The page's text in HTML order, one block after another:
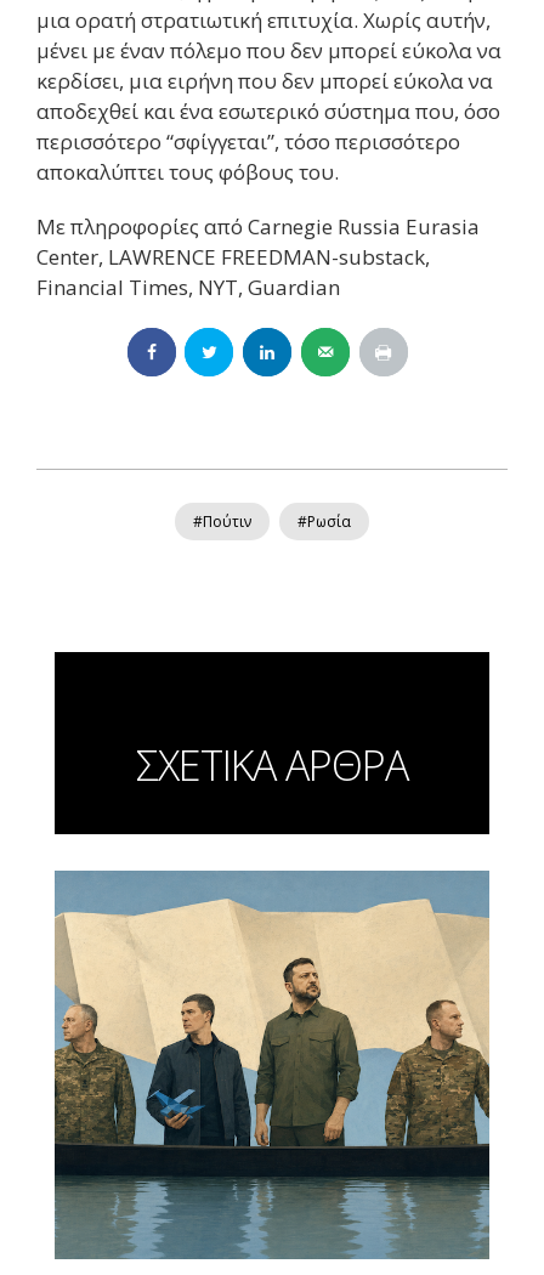
μια ορατή στρατιωτική επιτυχία. Χωρίς αυτήν,
μένει με έναν πόλεμο που δεν μπορεί εύκολα να
κερδίσει, μια ειρήνη που δεν μπορεί εύκολα να
αποδεχθεί και ένα εσωτερικό σύστημα που, όσο
περισσότερο “σφίγγεται”, τόσο περισσότερο
αποκαλύπτει τους φόβους του.
Mε πληροφορίες από Carnegie Russia Eurasia
Center, LAWRENCE FREEDMAN-substack,
Financial Times, NYT, Guardian
#Πούτιν #Ρωσία
ΣΧΕΤΙΚΑ ΑΡΘΡΑ